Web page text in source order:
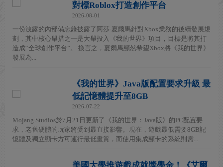
對標Roblox打造創作平台
2026-08-01
一份洩露的內部備忘錄披露了阿莎·夏爾馬針對Xbox業務的後續發展規
劃，其中核心舉措之一是大舉投入《我的世界》項目，目標是將其打
造成“全球創作平台”。 換言之，夏爾馬顯然希望Xbox將《我的世界》
發展為...
《我的世界》Java版配置要求升級 最
低記憶體提升至8GB
2026-07-22
Mojang Studios於7月21日更新了《我的世界：Java版》的PC配置要
求，老舊硬體的玩家將受到最直接影響。現在，遊戲最低需要8GB記
憶體及獨立顯卡方可運行最低畫質，而使用集成顯卡的系統則需...